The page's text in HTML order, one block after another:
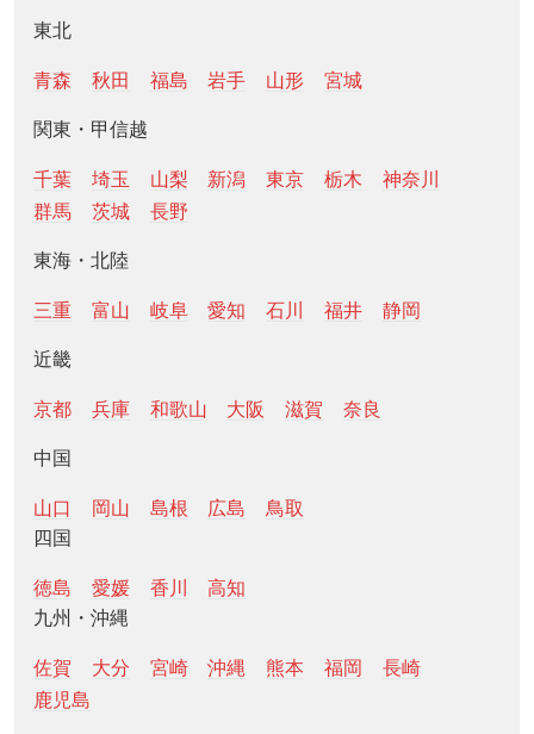
東北
青森 秋田 福島 岩手 山形 宮城
関東・甲信越
千葉 埼玉 山梨 新潟 東京 栃木
神奈川
群馬
茨城 長野
東海・北陸
三重 富山 岐阜 愛知 石川 福井 静岡
近畿
京都 兵庫 和歌山 大阪 滋賀 奈良
中国
山口 岡山 島根 広島
鳥取
四国
徳島 愛媛 香川
高知
九州・沖縄
佐賀 大分 宮崎 沖縄 熊本 福岡
長崎
鹿児島